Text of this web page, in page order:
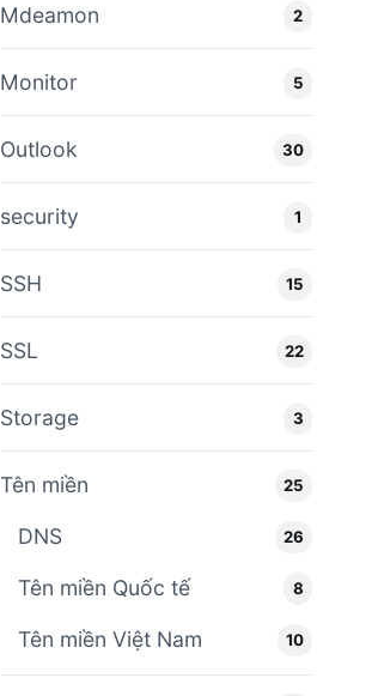
Mdeamon 2
Monitor 5
Outlook 30
security 1
SSH 15
SSL 22
Storage 3
Tên miền 25
DNS 26
Tên miền Quốc tế 8
Tên miền Việt Nam 10